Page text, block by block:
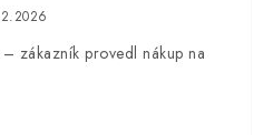
zákazník provedl nákup na